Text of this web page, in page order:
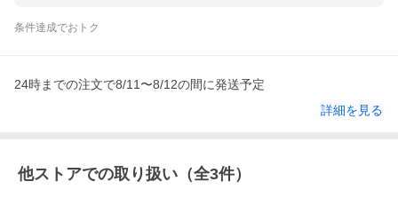
条件達成でおトク
24時までの注文で8/11〜8/12の間に発送予定
詳細を見る
他ストアでの取り扱い（全3件）